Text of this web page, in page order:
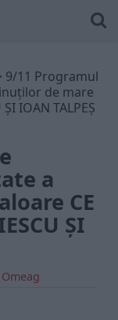
9/11 Programul
de mare
IOAN TALPEȘ
a
CE
ȘI